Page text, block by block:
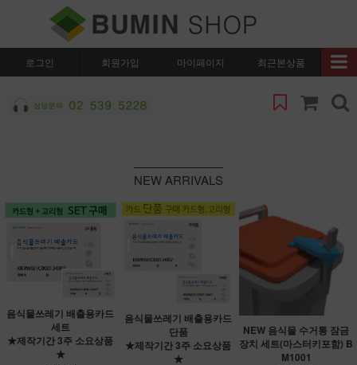
로그인 회원가입 마이페이지 최근본상품
NEW ARRIVALS
음식물쓰레기 배출용카드
세트
★제작기간 3주 소요상품
★
음식물쓰레기 배출용카드
단품
★제작기간 3주 소요상품
★
NEW 음식물 수거통 잠금
장치 세트(마스터키포함) B
M1001